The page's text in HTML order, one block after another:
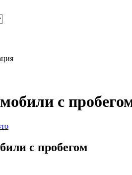
с
с пробегом